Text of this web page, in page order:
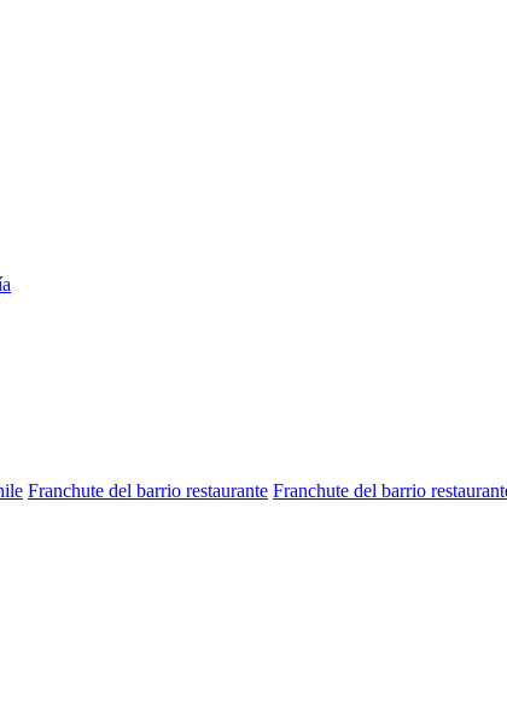
Franchute del barrio restaurante Franchute del barrio